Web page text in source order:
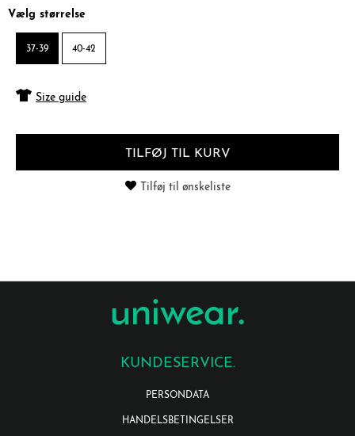
Vælg størrelse
37-39 40-42
Size guide
TILFØJ TIL KURV
Tilføj til ønskeliste
KUNDESERVICE.
PERSONDATA
HANDELSBETINGELSER